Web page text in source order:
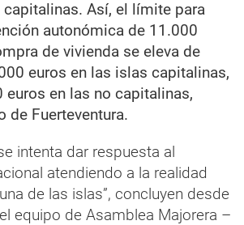
Así, el límite para
autonómica de 11.000
de vivienda se eleva de
euros en las islas capitalinas,
euros en las no capitalinas,
de Fuerteventura.
intenta dar respuesta al
atendiendo a la realidad
de las islas”, concluyen desde
equipo de Asamblea Majorera –